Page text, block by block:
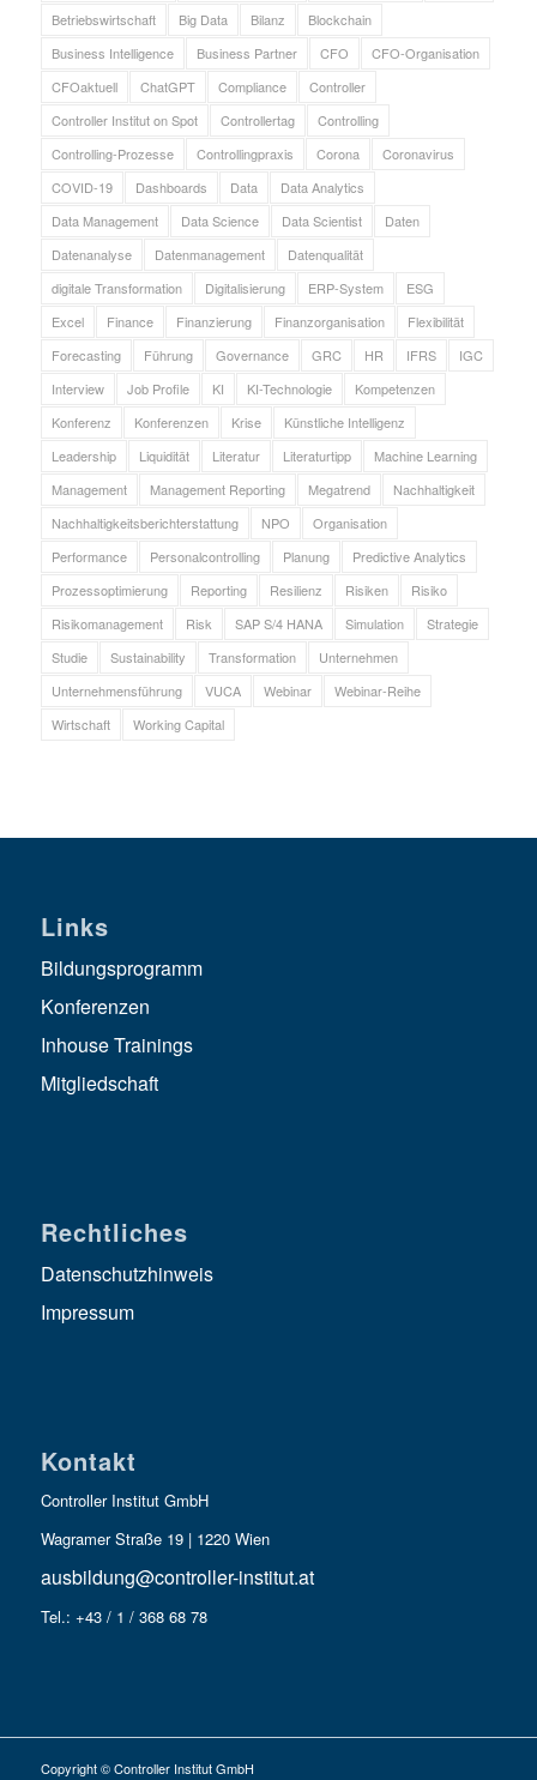
Betriebswirtschaft Big Data Bilanz
Blockchain
Business Intelligence
Business Partner CFO
CFO-Organisation
CFOaktuell
ChatGPT Compliance
Controller
Controller Institut on Spot
Controllertag
Controlling
Controlling-Prozesse
Controllingpraxis Corona
Coronavirus
COVID-19
Dashboards Data
Data Analytics
Data Management
Data Science Data Scientist
Daten
Datenanalyse
Datenmanagement
Datenqualität
digitale Transformation
Digitalisierung ERP-System
ESG
Excel
Finance Finanzierung Finanzorganisation
Flexibilität
Forecasting
Führung Governance GRC HR IFRS
IGC
Interview
Job Profile KI KI-Technologie
Kompetenzen
Konferenz
Konferenzen Krise
Künstliche Intelligenz
Leadership
Liquidität Literatur Literaturtipp
Machine Learning
Management
Management Reporting Megatrend
Nachhaltigkeit
Nachhaltigkeitsberichterstattung
NPO
Organisation
Performance
Personalcontrolling Planung
Predictive Analytics
Prozessoptimierung
Reporting Resilienz Risiken
Risiko
Risikomanagement
Risk SAP S/4 HANA Simulation
Strategie
Studie
Sustainability Transformation
Unternehmen
Unternehmensführung
VUCA Webinar
Webinar-Reihe
Wirtschaft
Working Capital
Links
Bildungsprogramm
Konferenzen
Inhouse Trainings
Mitgliedschaft
Rechtliches
Datenschutzhinweis
Impressum
Kontakt
Controller Institut GmbH
Wagramer Straße 19 | 1220 Wien
ausbildung@controller-institut.at
Tel.: +43 / 1 / 368 68 78
Copyright © Controller Institut GmbH